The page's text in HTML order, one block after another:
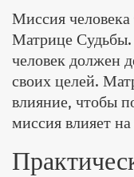
Миссия
Матрице Судьбы.
человек должен
своих целей.
влияние, чтобы
миссия влияет